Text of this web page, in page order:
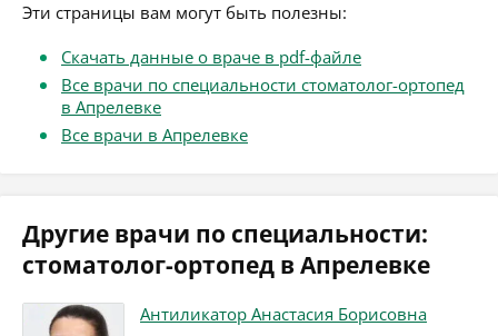
Эти страницы вам могут быть полезны:
Скачать данные о враче в pdf-файле
Все врачи по специальности стоматолог-ортопед
в Апрелевке
Все врачи в Апрелевке
Другие врачи по специальности:
стоматолог-ортопед в Апрелевке
Антиликатор Анастасия Борисовна